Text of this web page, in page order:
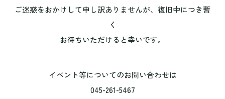
ご迷惑をおかけして申し訳ありませんが、復旧中につき暫
く
お待ちいただけると幸いです。
イベント等についてのお問い合わせは
045-261-5467